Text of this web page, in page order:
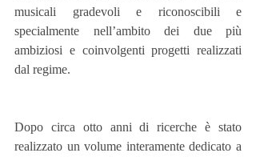
musicali gradevoli e riconoscibili e
specialmente nell’ambito dei due più
ambiziosi e coinvolgenti progetti realizzati
dal regime.
Dopo circa otto anni di ricerche è stato
realizzato un volume interamente dedicato a